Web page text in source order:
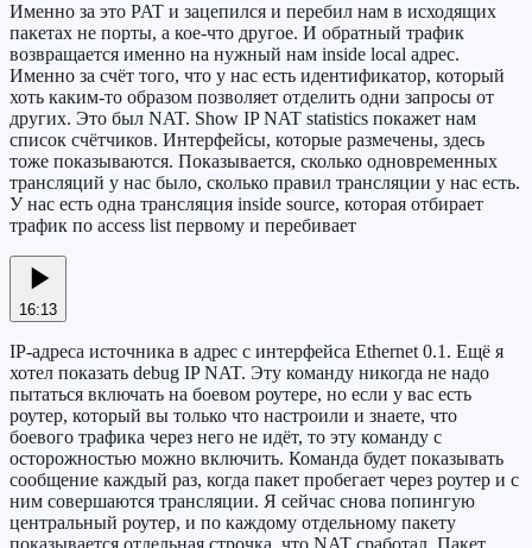
Именно за это PAT и зацепился и перебил нам в исходящих
пакетах не порты, а кое-что другое. И обратный трафик
возвращается именно на нужный нам inside local адрес.
Именно за счёт того, что у нас есть идентификатор, который
хоть каким-то образом позволяет отделить одни запросы от
других. Это был NAT. Show IP NAT statistics покажет нам
список счётчиков. Интерфейсы, которые размечены, здесь
тоже показываются. Показывается, сколько одновременных
трансляций у нас было, сколько правил трансляции у нас есть.
У нас есть одна трансляция inside source, которая отбирает
трафик по access list первому и перебивает
16:13
IP-адреса источника в адрес с интерфейса Ethernet 0.1. Ещё я
хотел показать debug IP NAT. Эту команду никогда не надо
пытаться включать на боевом роутере, но если у вас есть
роутер, который вы только что настроили и знаете, что
боевого трафика через него не идёт, то эту команду с
осторожностью можно включить. Команда будет показывать
сообщение каждый раз, когда пакет пробегает через роутер и с
ним совершаются трансляции. Я сейчас снова попингую
центральный роутер, и по каждому отдельному пакету